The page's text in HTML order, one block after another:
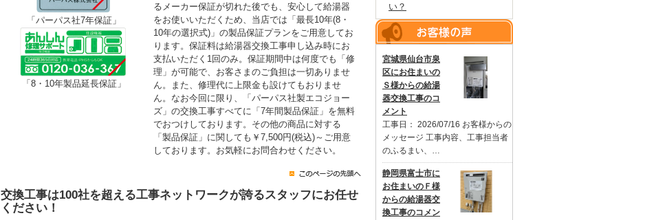
い？
宮城県仙台市泉
区にお住まいの
Ｓ様からの給湯
器交換工事のコ
メント
工事日： 2026/07/16 お客様からの
メッセージ 工事内容、工事担当者
のふるまい、…
静岡県富士市に
お住まいのＦ様
からの給湯器交
換工事のコメン
「パーパス社7年保証」
「8・10年製品延長保証」
るメーカー保証が切れた後でも、安心して給湯器
をお使いいただくため、当店では「最長10年(8・
10年の選択式)」の製品保証プランをご用意してお
ります。保証料は給湯器交換工事申し込み時にお
支払いただく1回のみ。保証期間中は何度でも「修
理」が可能で、お客さまのご負担は一切ありませ
ん。また、修理代に上限金も設けてもおりませ
ん。なお今回に限り、「パーパス社製エコジョー
ズ」の交換工事すべてに「7年間製品保証」を無料
でおつけしております。その他の商品に対する
「製品保証」に関しても￥7,500円(税込)～ご用意
しております。お気軽にお問合わせください。
交換工事は100社を超える工事ネットワークが誇るスタッフにお任せ
ください！